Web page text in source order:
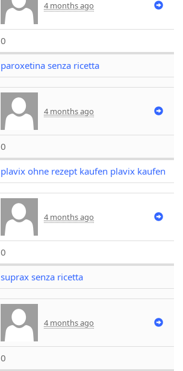
4 months ago
0
paroxetina senza ricetta
4 months ago
0
plavix ohne rezept kaufen plavix kaufen
4 months ago
0
suprax senza ricetta
4 months ago
0